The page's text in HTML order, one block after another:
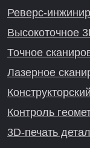
Реверс-
Высокоточное
Точное
Лазерное
Контроль
3D-печать